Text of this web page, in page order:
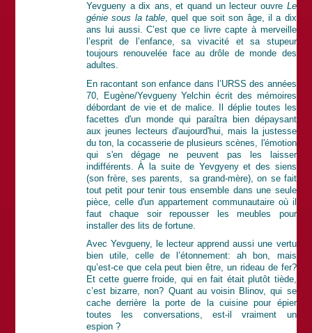
Yevgueny a dix ans, et quand un lecteur ouvre Le
génie sous la table, quel que soit son âge, il a dix
ans lui aussi. C’est que ce livre capte à merveille
l’esprit de l’enfance, sa vivacité et sa stupeur
toujours renouvelée face au drôle de monde des
adultes.
En racontant son enfance dans l’URSS des années
70, Eugène/Yevgueny Yelchin écrit des mémoires
débordant de vie et de malice. Il déplie toutes les
facettes d'un monde qui paraîtra bien dépaysant
aux jeunes lecteurs d'aujourd'hui, mais la justesse
du ton, la cocasserie de plusieurs scènes, l'émotion
qui s'en dégage ne peuvent pas les laisser
indifférents. À la suite de Yevgyeny et des siens
(son frère, ses parents, sa grand-mère), on se fait
tout petit pour tenir tous ensemble dans une seule
pièce, celle d'un appartement communautaire où il
faut chaque soir repousser les meubles pour
installer des lits de fortune.
Avec Yevgueny, le lecteur apprend aussi une vertu
bien utile, celle de l’étonnement: ah bon, mais
qu’est-ce que cela peut bien être, un rideau de fer?
Et cette guerre froide, qui en fait était plutôt tiède,
c’est bizarre, non? Quant au voisin Blinov, qui se
cache derrière la porte de la cuisine pour épier
toutes les conversations, est-il vraiment un
espion ?